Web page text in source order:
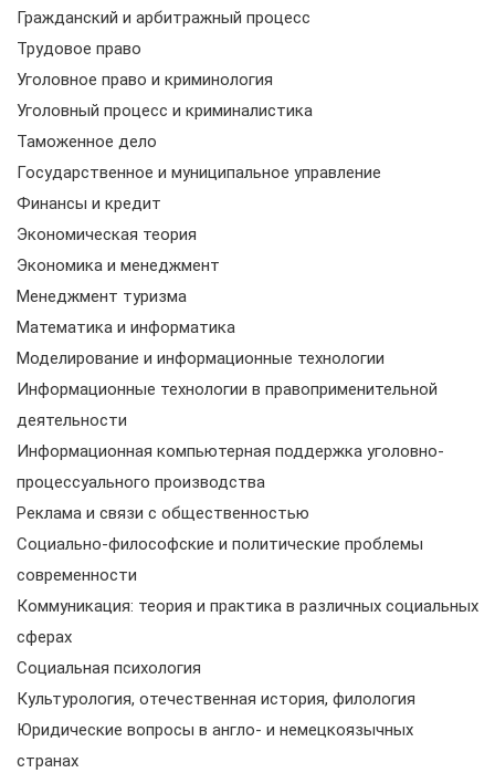
Гражданский и арбитражный процесс
Трудовое право
Уголовное право и криминология
Уголовный процесс и криминалистика
Таможенное дело
Государственное и муниципальное управление
Финансы и кредит
Экономическая теория
Экономика и менеджмент
Менеджмент туризма
Математика и информатика
Моделирование и информационные технологии
Информационные технологии в правоприменительной
деятельности
Информационная компьютерная поддержка уголовно-
процессуального производства
Реклама и связи с общественностью
Социально-философские и политические проблемы
современности
Коммуникация: теория и практика в различных социальных
сферах
Социальная психология
Культурология, отечественная история, филология
Юридические вопросы в англо- и немецкоязычных
странах